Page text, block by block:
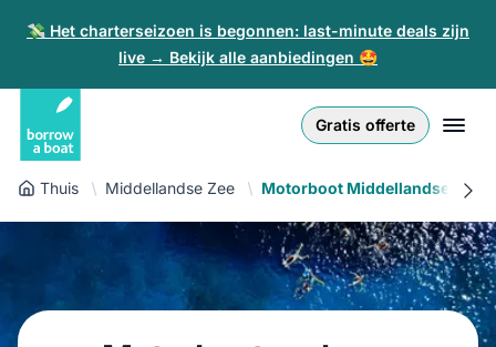
💸 Het charterseizoen is begonnen: last-minute deals zijn
live → Bekijk alle aanbiedingen 🤩
Gratis offerte
Inloggen
Inschrijven
Voor partners
Złoty
English (UK)
Nederlands
Thuis Middellandse Zee Motorboot Middellandse Zee